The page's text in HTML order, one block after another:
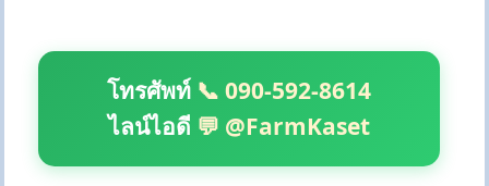
โทรศัพท์ 📞 090-592-8614
ไลน์ไอดี 💬 @FarmKaset